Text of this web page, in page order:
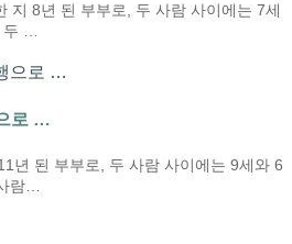
지 8년 된 부부로, 두 사람 사이에는 7세
두 …
로 …
년 된 부부로, 두 사람 사이에는 9세와 6
람…